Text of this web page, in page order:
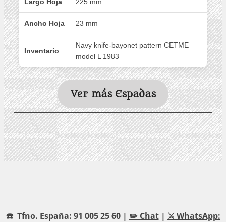
Ancho Hoja 23 mm
Inventario
Navy knife-bayonet pattern CETME
model L 1983
Ver más Espadas
☎️ Tfno. España: 91 005 25 60 | ✏️ Chat| ⚔️ WhatsApp: